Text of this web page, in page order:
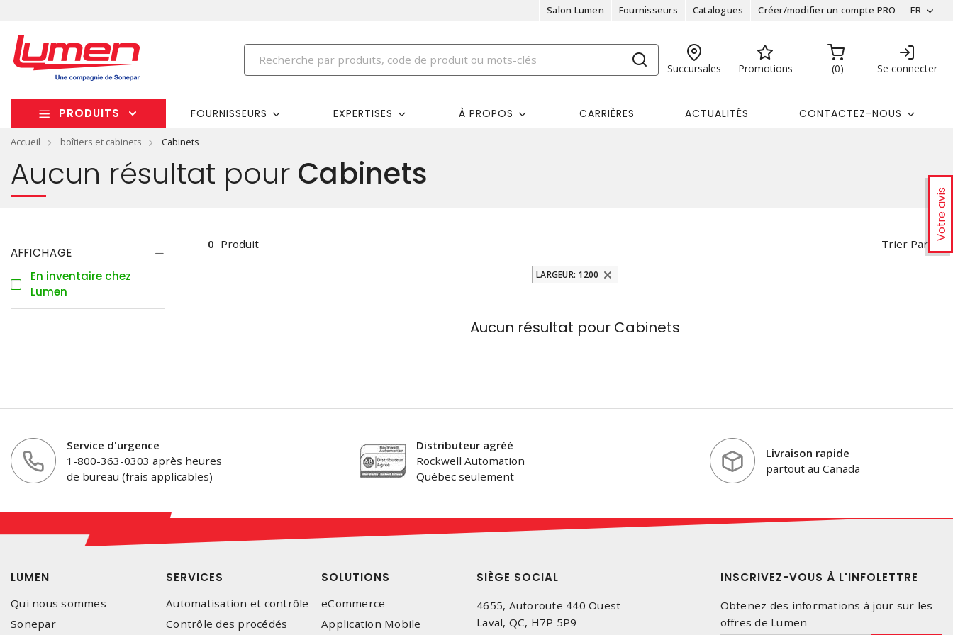
Salon Lumen Fournisseurs Catalogues Créer/modifier un compte PRO FR
Succursales Promotions 0 Se connecter
PRODUITS FOURNISSEURS EXPERTISES À PROPOS CARRIÈRES ACTUALITÉS CONTACTEZ-NOUS
Accueil boîtiers et cabinets Cabinets
Votre avis
Aucun résultat pour Cabinets
AFFICHAGE
En inventaire chez
Lumen
Trier Par
0 Produit
LARGEUR: 1200
Aucun résultat pourCabinets
Service d'urgence
1-800-363-0303 après heures
de bureau (frais applicables)
Distributeur agréé
Rockwell Automation
Québec seulement
Livraison rapide
partout au Canada
LUMEN
Qui nous sommes
Sonepar
SERVICES
Automatisation et contrôle
Contrôle des procédés
SOLUTIONS
eCommerce
Application Mobile
SIÈGE SOCIAL
4655, Autoroute 440 Ouest
Laval, QC, H7P 5P9
INSCRIVEZ-VOUS À L'INFOLETTRE
Obtenez des informations à jour sur les
offres de Lumen